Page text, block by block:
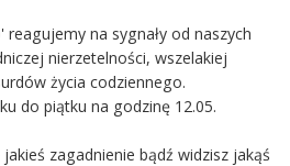
reagujemy na sygnały od naszych
nierzetelności, wszelakiej
życia codziennego.
do piątku na godzinę 12.05.
zagadnienie bądź widzisz jakąś